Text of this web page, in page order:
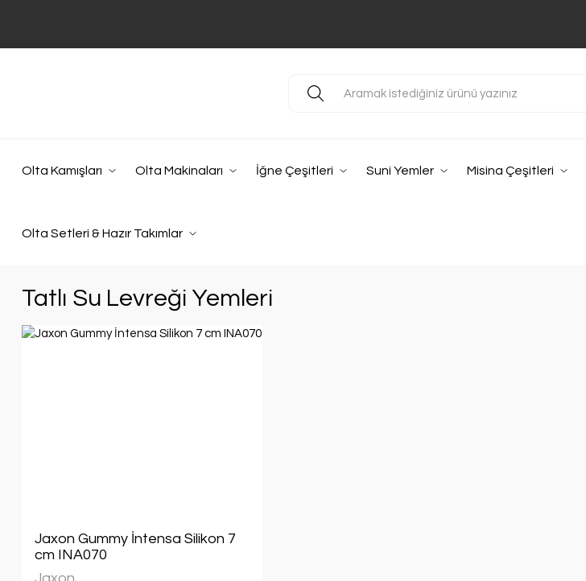
Olta Kamışları Olta Makinaları İğne Çeşitleri Suni Yemler Misina Çeşitleri
Olta Setleri & Hazır Takımlar
Tatlı Su Levreği Yemleri
Jaxon Gummy İntensa Silikon 7
cm INA070